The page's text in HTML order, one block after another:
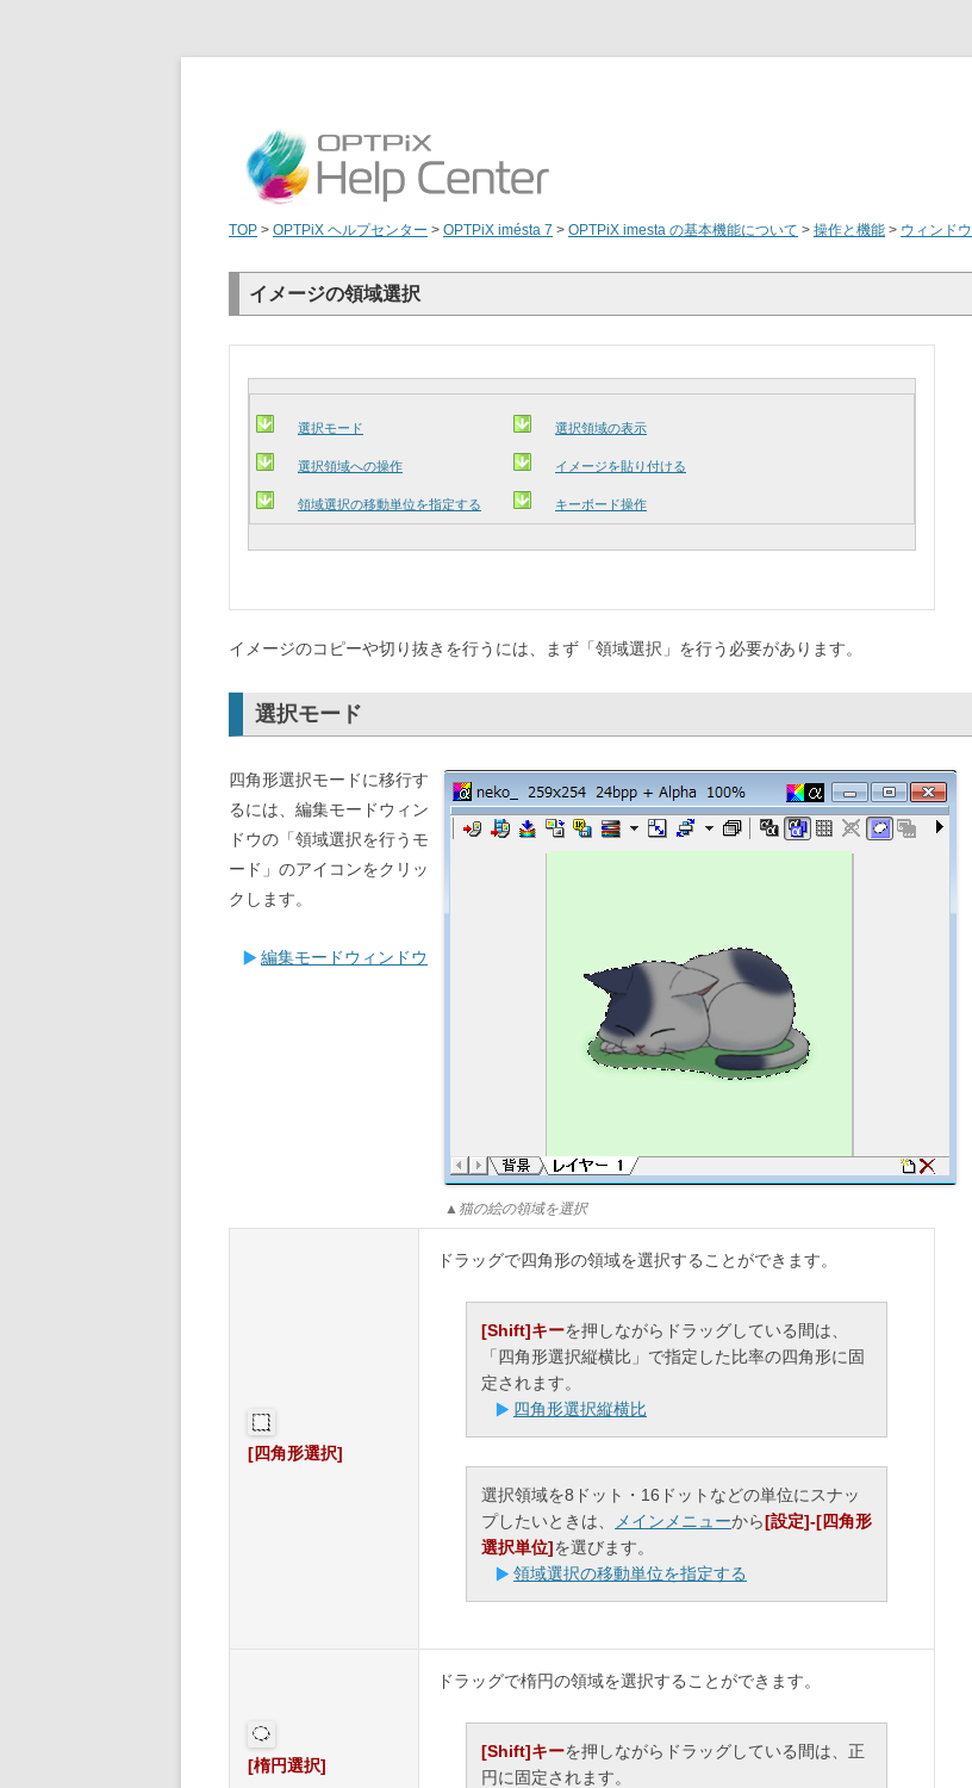
TOP > OPTPiX ヘルプセンター > OPTPiX imésta 7 > OPTPiX imesta の基本機能について > 操作と機能 > ウィンドウ
イメージの領域選択
選択モード 選択領域の表示
選択領域への操作 イメージを貼り付ける
領域選択の移動単位を指定する キーボード操作
イメージのコピーや切り抜きを行うには、まず「領域選択」を行う必要があります。
選択モード
▲猫の絵の領域を選択
四角形選択モードに移行す
るには、編集モードウィン
ドウの「領域選択を行うモ
ード」のアイコンをクリッ
クします。
編集モードウィンドウ
[四角形選択]
ドラッグで四角形の領域を選択することができます。
[Shift]キーを押しながらドラッグしている間は、
「四角形選択縦横比」で指定した比率の四角形に固
定されます。
四角形選択縦横比
選択領域を8ドット・16ドットなどの単位にスナッ
プしたいときは、
メインメニューから[設定]-[四角形
選択単位]を選びます。
領域選択の移動単位を指定する
[楕円選択]
ドラッグで楕円の領域を選択することができます。
[Shift]キーを押しながらドラッグしている間は、正
円に固定されます。